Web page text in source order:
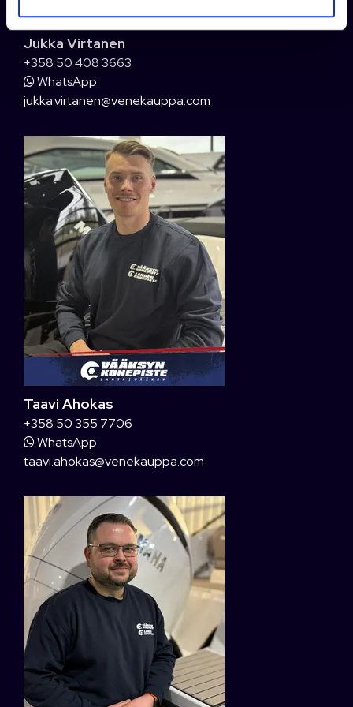
Jukka Virtanen
+358 50 408 3663
WhatsApp
jukka.virtanen@venekauppa.com
Taavi Ahokas
+358 50 355 7706
WhatsApp
taavi.ahokas@venekauppa.com